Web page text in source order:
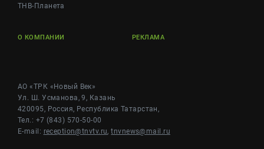
ТНВ-Планета
О КОМПАНИИ РЕКЛАМА
АО «ТРК «Новый Век»
Ул. Ш. Усманова, 9, Казань
420095, Россия, Республика Татарстан,
Тел.: +7 (843) 570-50-00
E-mail: reception@tnvtv.ru,tnvnews@mail.ru